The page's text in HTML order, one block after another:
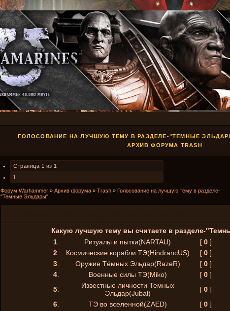
ГОЛОСОВАНИЕ НА ЛУЧШУЮ ТЕМУ В РАЗДЕЛЕ-"ТЕМНЫЕ
АРХИВ ФОРУМА TRASH
Страница 1 из 1
1
Форум Warhammer » Архив форума » Trash » Голосование на лучшую тему в разделе-
"Темные Эльдары"
Какую лучшую тему вы считаете в разделе-
1
Ритуалы и пытки(NARTAU) [ 0 ]
2
Космические корабли ТЭ(HindrancUS) [ 0 ]
3
Оружие Тёмных Эльдар(RazeR) [ 0 ]
4
Военные силы ТЭ(Miko) [ 0 ]
5
Известные личности Темных
Эльдар(Jubal)
[ 0 ]
6
ТЭ во вселенной(ZAED) [ 0 ]